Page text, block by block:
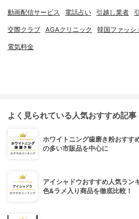
動画配信サービス 電話占い 引越し業者
交際クラブ AGAクリニック 韓国ファッシ
電気料金
よく見られている人気おすすめ記事
ホワイトニング歯磨き粉おすす
の多い市販品を中心に
アイシャドウおすすめ人気ラン
色&ラメ入り商品を徹底比較！